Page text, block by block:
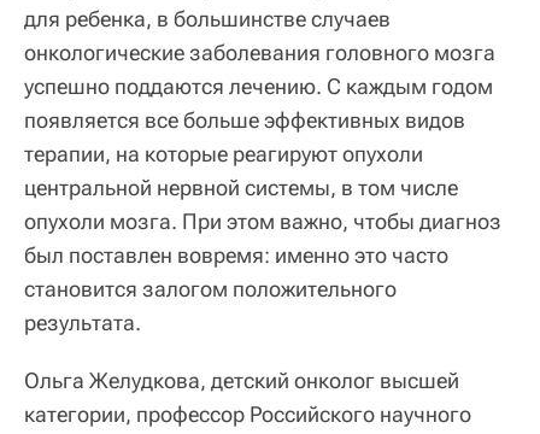
для ребенка, в большинстве случаев
онкологические заболевания головного мозга
успешно поддаются лечению. С каждым годом
появляется все больше эффективных видов
терапии, на которые реагируют опухоли
центральной нервной системы, в том числе
опухоли мозга. При этом важно, чтобы диагноз
был поставлен вовремя: именно это часто
становится залогом положительного
результата.
Ольга Желудкова, детский онколог высшей
категории, профессор Российского научного